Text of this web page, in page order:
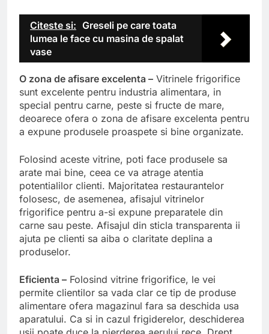
Citeste si: Greseli pe care toata
lumea le face cu masina de spalat
vase
O zona de afisare excelenta – Vitrinele frigorifice
sunt excelente pentru industria alimentara, in
special pentru carne, peste si fructe de mare,
deoarece ofera o zona de afisare excelenta pentru
a expune produsele proaspete si bine organizate.
Folosind aceste vitrine, poti face produsele sa
arate mai bine, ceea ce va atrage atentia
potentialilor clienti. Majoritatea restaurantelor
folosesc, de asemenea, afisajul vitrinelor
frigorifice pentru a-si expune preparatele din
carne sau peste. Afisajul din sticla transparenta ii
ajuta pe clienti sa aiba o claritate deplina a
produselor.
Eficienta – Folosind vitrine frigorifice, le vei
permite clientilor sa vada clar ce tip de produse
alimentare ofera magazinul fara sa deschida usa
aparatului. Ca si in cazul frigiderelor, deschiderea